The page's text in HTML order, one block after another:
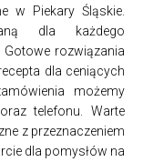
w Piekary Śląskie.
dla każdego
Gotowe rozwiązania
dla ceniących
możemy
telefonu. Warte
z przeznaczeniem
dla pomysłów na